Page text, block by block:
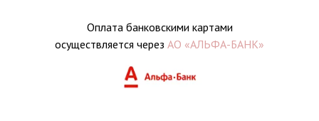
Оплата банковскими картами
осуществляется через АО «АЛЬФА-БАНК»